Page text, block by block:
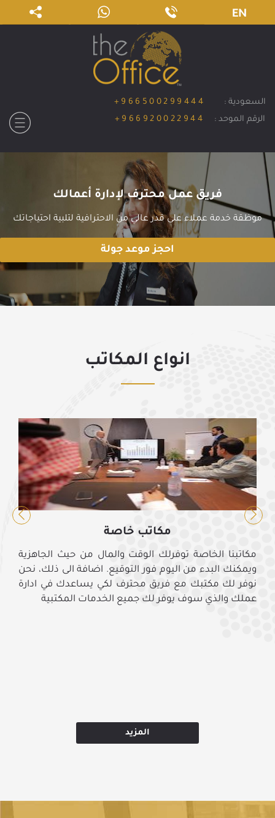
السعودية :
+966500299444
الرقم الموحد :
+966920022944
EN
جولة افتراضية
قم باخذ جولة افتراضية في موقعنا
ابدا الجولة
انواع المكاتب
المكاتب المشتركة
مكاتبنا المشتركة توفر لك وحدة مكتبية متكالمة في
مساحة مشتركة مع شركات اخري. كما اننا سوف نوفر لك
فريق محترف لخدمتك ومساعدتك في ادارة اعمالك
اليومية حيث انه سوف يوفر لك الخدمات المكتبية.
المزيد